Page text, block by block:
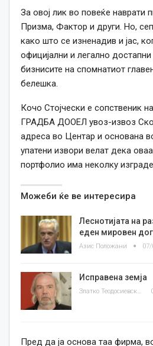
За овој лик во повеќе наврати
Призма, Фактор и други. Но,
како што се изненадив и јас,
официјални и легално
бизнисите на спомнатиот
белешка.
Кочо Стојчески е сопственик
ГРАДБА ДООЕЛ увоз-извоз
адреса во Центар и основана
упатени извори велат дека
портфолио има неколку
Можеби ќе ве интересира
Леснотијата на
еден мировен
Азис Положани
Исправена земја
Златко Теодосиевски
Пред да ја основа таа фирма,